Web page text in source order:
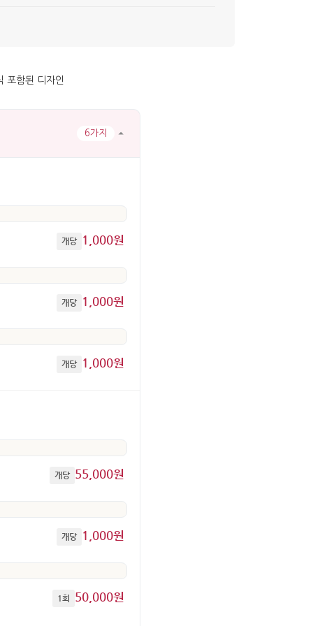
6가지
개당 1,000원
개당 1,000원
개당 1,000원
개당 55,000원
개당 1,000원
1회 50,000원